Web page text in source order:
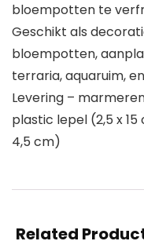
bloempotten te
Geschikt als
bloempotten,
terraria, aquaruim,
Levering –
plastic lepel (2,5 x
4,5 cm)
Related